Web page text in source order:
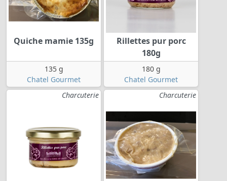
Quiche mamie 135g
135 g
Chatel Gourmet
Rillettes pur porc
180g
180 g
Chatel Gourmet
Charcuterie
Charcuterie